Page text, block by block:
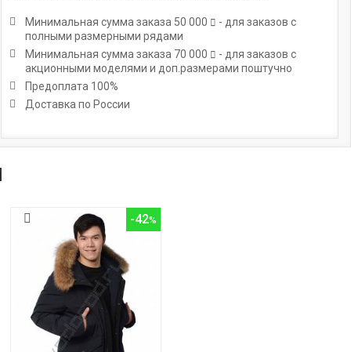
Минимальная сумма заказа 50 000
- для заказов с
полными размерными рядами
Минимальная сумма заказа 70 000
- для заказов с
акционными моделями и доп.размерами поштучно
Предоплата 100%
Доставка по России
-42